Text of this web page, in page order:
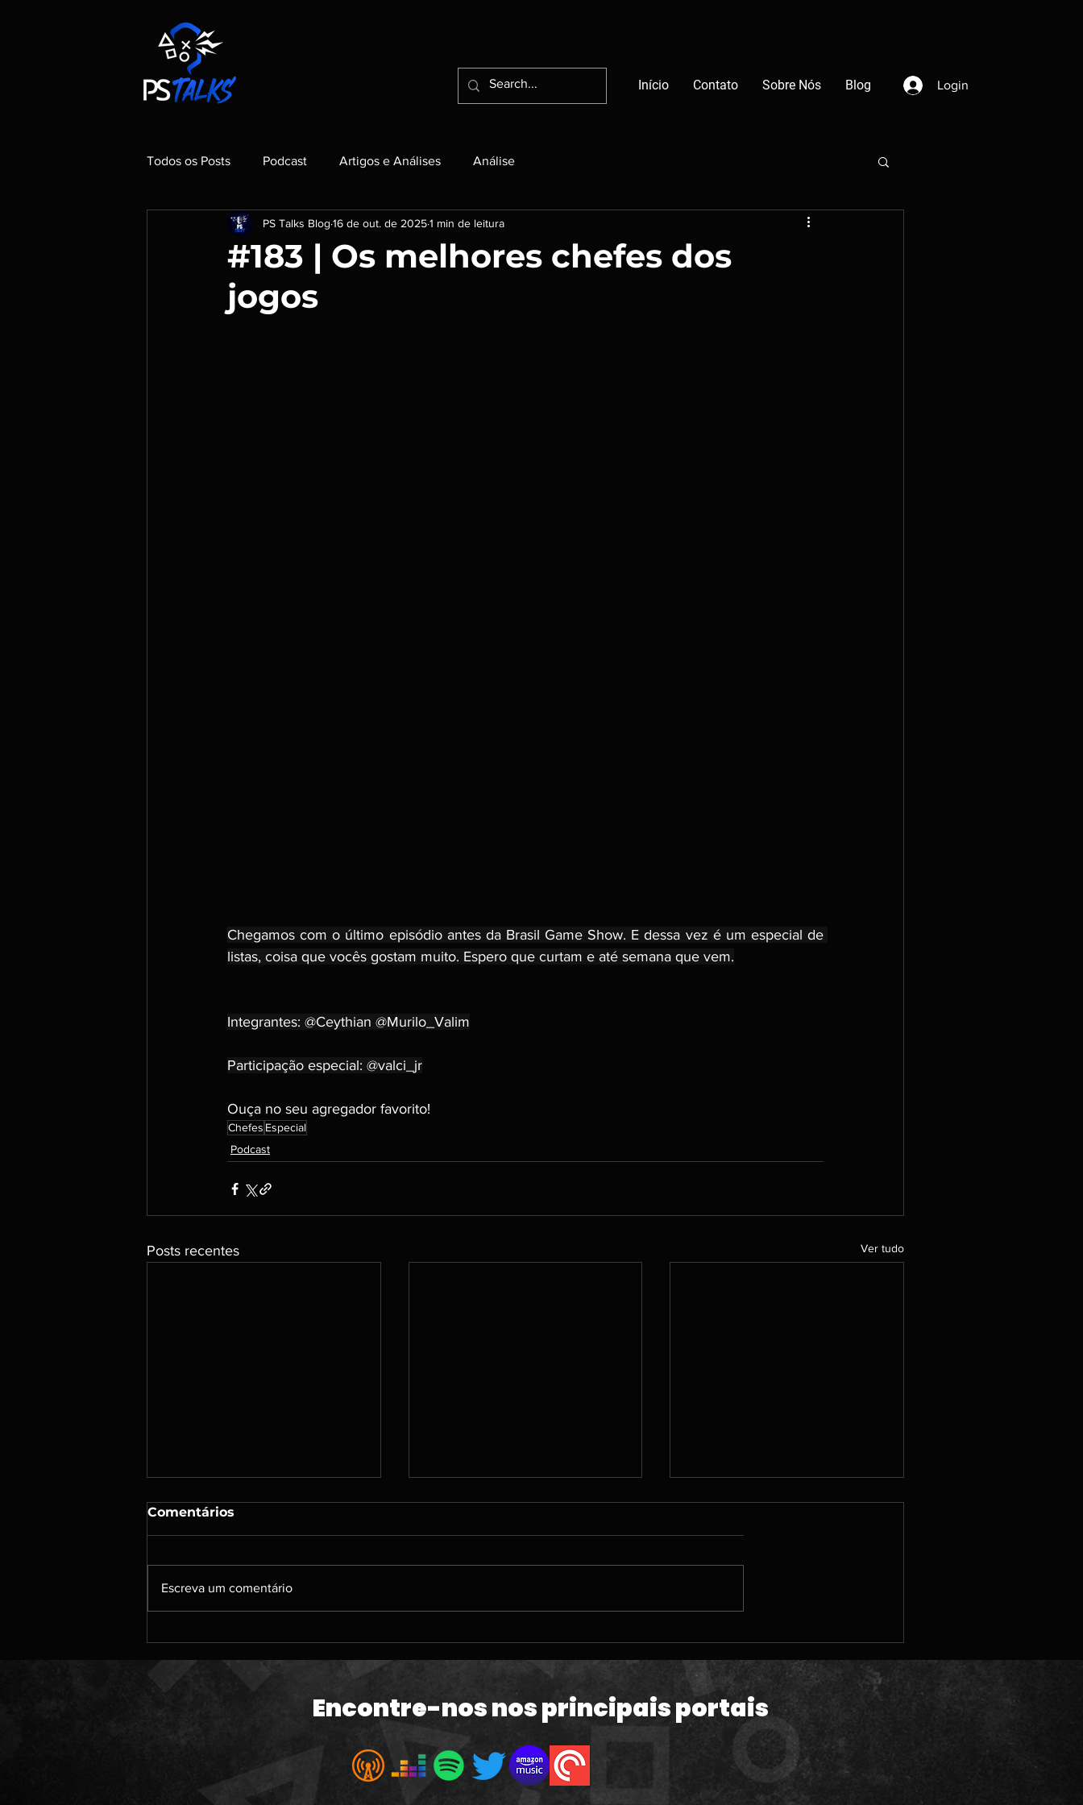
Início Contato Sobre Nós Blog Login
Todos os Posts Podcast Artigos e Análises Análise
#183 | Os melhores chefes dos
jogos
PS Talks Blog 16 de out. de 20251 min de leitura
Chegamos com o último episódio antes da Brasil Game Show. E dessa vez é um especial de
listas, coisa que vocês gostam muito. Espero que curtam e até semana que vem.
Integrantes: @Ceythian @Murilo_Valim
Participação especial: @valci_jr
Ouça no seu agregador favorito!
Chefes Especial
Podcast
Posts recentes Ver tudo
Um papo sobre jogos
banho de sangue da
60fps em GTA VI e a Copa
de Astro Bot; Steam
Machine e MUITAS
atualizações legais
Comentários
Escreva um comentário
Encontre-nos nos principais portais